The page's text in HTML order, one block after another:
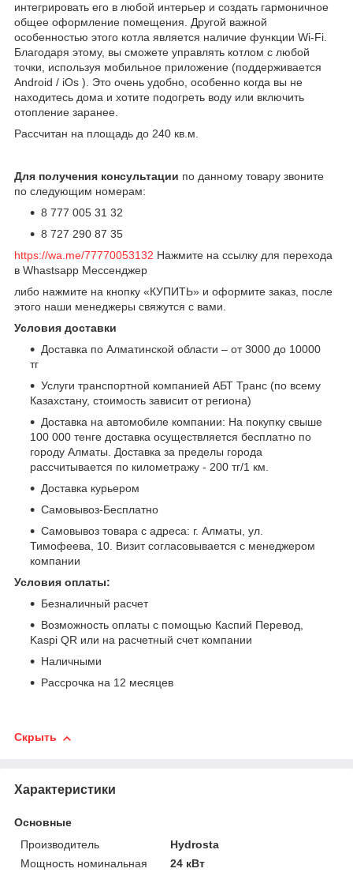
интегрировать его в любой интерьер и создать гармоничное
общее оформление помещения. Другой важной
особенностью этого котла является наличие функции Wi-Fi.
Благодаря этому, вы сможете управлять котлом с любой
точки, используя мобильное приложение (поддерживается
Android / iOs ). Это очень удобно, особенно когда вы не
находитесь дома и хотите подогреть воду или включить
отопление заранее.
Рассчитан на площадь до 240 кв.м.
Для получения консультации по данному товару звоните
по следующим номерам:
8 777 005 31 32
8 727 290 87 35
https://wa.me/77770053132 Нажмите на ссылку для перехода
в Whastsapp Мессенджер
либо нажмите на кнопку «КУПИТЬ» и оформите заказ, после
этого наши менеджеры свяжутся с вами.
Условия доставки
Доставка по Алматинской области – от 3000 до 10000
тг
Услуги транспортной компанией АБТ Транс (по всему
Казахстану, стоимость зависит от региона)
Доставка на автомобиле компании: На покупку свыше
100 000 тенге доставка осуществляется бесплатно по
городу Алматы. Доставка за пределы города
рассчитывается по километражу - 200 тг/1 км.
Доставка курьером
Самовывоз-Бесплатно
Самовывоз товара с адреса: г. Алматы, ул.
Тимофеева, 10. Визит согласовывается с менеджером
компании
Условия оплаты:
Безналичный расчет
Возможность оплаты с помощью Каспий Перевод,
Kaspi QR или на расчетный счет компании
Наличными
Рассрочка на 12 месяцев
Скрыть
Характеристики
Основные
Производитель
Hydrosta
Мощность номинальная
24 кВт